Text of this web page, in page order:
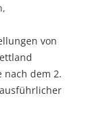
von
dem 2.
2020: